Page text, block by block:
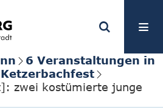
6 Veranstaltungen in
zwei kostümierte junge